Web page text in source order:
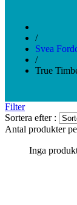
/
Svea
/
True
Filter
Sortera efter :
Antal produkter
Inga